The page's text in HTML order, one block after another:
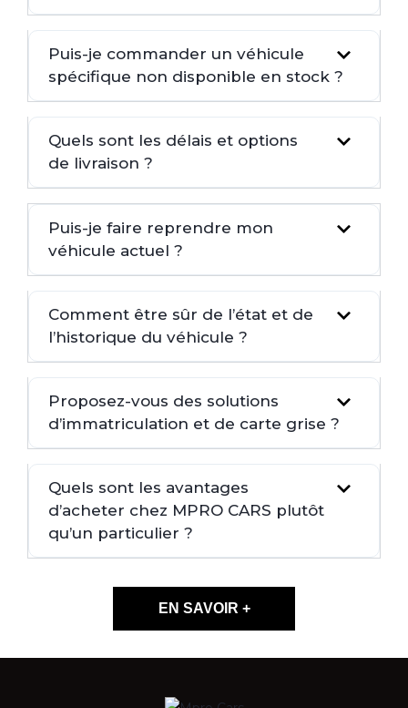
Puis-je commander un véhicule
spécifique non disponible en stock ?
Quels sont les délais et options
de livraison ?
Puis-je faire reprendre mon
véhicule actuel ?
Comment être sûr de l’état et de
l’historique du véhicule ?
Proposez-vous des solutions
d’immatriculation et de carte grise ?
Quels sont les avantages
d’acheter chez MPRO CARS plutôt
qu’un particulier ?
EN SAVOIR +